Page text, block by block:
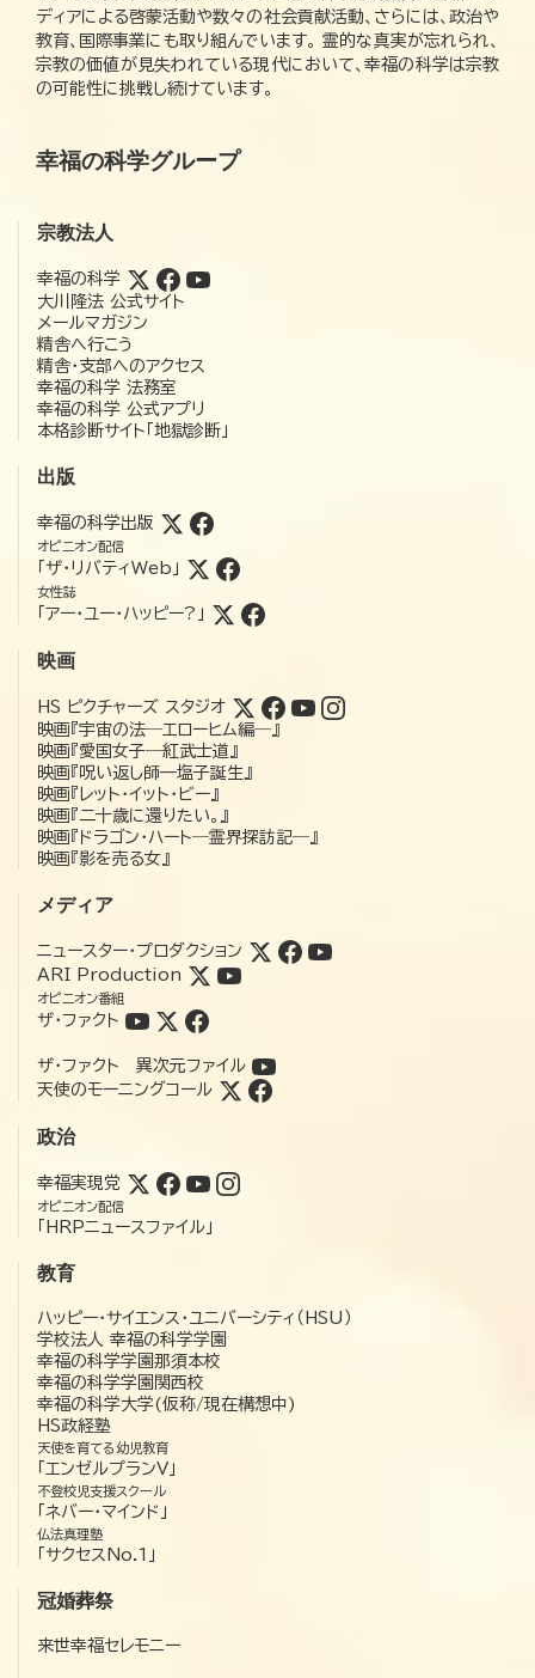
ディアによる啓蒙活動や数々の社会貢献活動、さらには、政治や
教育、国際事業にも取り組んでいます。 霊的な真実が忘れられ、
宗教の価値が見失われている現代において、幸福の科学は宗教
の可能性に挑戦し続けています。
幸福の科学グループ
宗教法人
幸福の科学
大川隆法 公式サイト
メールマガジン
精舎へ行こう
精舎・支部へのアクセス
幸福の科学 法務室
幸福の科学 公式アプリ
本格診断サイト「地獄診断」
出版
幸福の科学出版
オピニオン配信
「ザ・リバティWeb」
女性誌
「アー・ユー・ハッピー?」
映画
HS ピクチャーズ スタジオ
映画『宇宙の法―エローヒム編―』
映画『愛国女子―紅武士道』
映画『呪い返し師—塩子誕生』
映画『レット・イット・ビー』
映画『二十歳に還りたい。』
映画『ドラゴン・ハート―霊界探訪記―』
映画『影を売る女』
メディア
ニュースター・プロダクション
ARI Production
オピニオン番組
ザ・ファクト
ザ・ファクト 異次元ファイル
天使のモーニングコール
政治
幸福実現党
オピニオン配信
「HRPニュースファイル」
教育
ハッピー・サイエンス・ユニバーシティ（HSU）
学校法人 幸福の科学学園
幸福の科学学園那須本校
幸福の科学学園関西校
幸福の科学大学(仮称/現在構想中)
HS政経塾
天使を育てる幼児教育
「エンゼルプランV」
不登校児支援スクール
「ネバー・マインド」
仏法真理塾
「サクセスNo.1」
冠婚葬祭
来世幸福セレモニー